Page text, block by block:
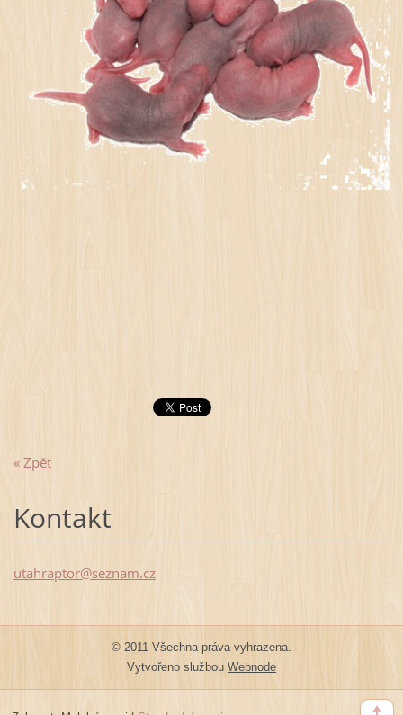
« Zpět
Kontakt
utahraptor@seznam.cz
© 2011 Všechna práva vyhrazena.
Vytvořeno službou Webnode